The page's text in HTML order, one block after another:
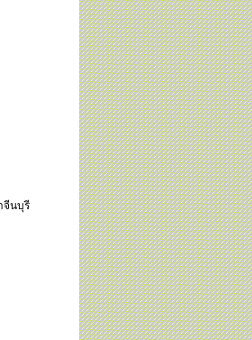
จีนบุรี